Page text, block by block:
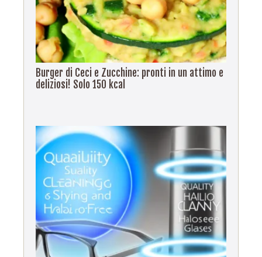
Burger di Ceci e Zucchine: pronti in un attimo e
deliziosi! Solo 150 kcal